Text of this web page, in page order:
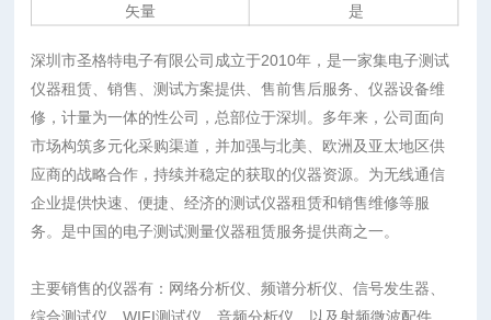
矢量
是
深圳市圣格特电子有限公司成立于2010年，是一家集电子测试
仪器租赁、销售、测试方案提供、售前售后服务、仪器设备维
修，计量为一体的性公司，总部位于深圳。多年来，公司面向
市场构筑多元化采购渠道，并加强与北美、欧洲及亚太地区供
应商的战略合作，持续并稳定的获取的仪器资源。为无线通信
企业提供快速、便捷、经济的测试仪器租赁和销售维修等服
务。是中国的电子测试测量仪器租赁服务提供商之一。
主要销售的仪器有：网络分析仪、频谱分析仪、信号发生器、
综合测试仪、WIFI测试仪、音频分析仪、以及射频微波配件